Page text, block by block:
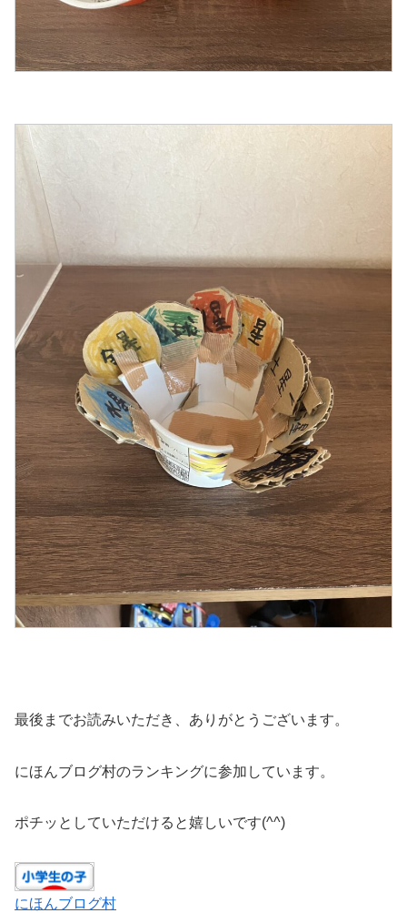
最後までお読みいただき、ありがとうございます。
にほんブログ村のランキングに参加しています。
ポチッとしていただけると嬉しいです(^^)
にほんブログ村